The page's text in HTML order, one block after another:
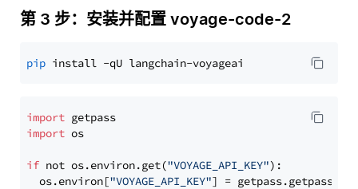
第 3 步：安装并配置 voyage-code-2
pip
import
import os
if not os.environ.get("VOYAGE_API_KEY"):
  os.environ[
"VOYAGE_API_KEY"] = getpass.getpass(